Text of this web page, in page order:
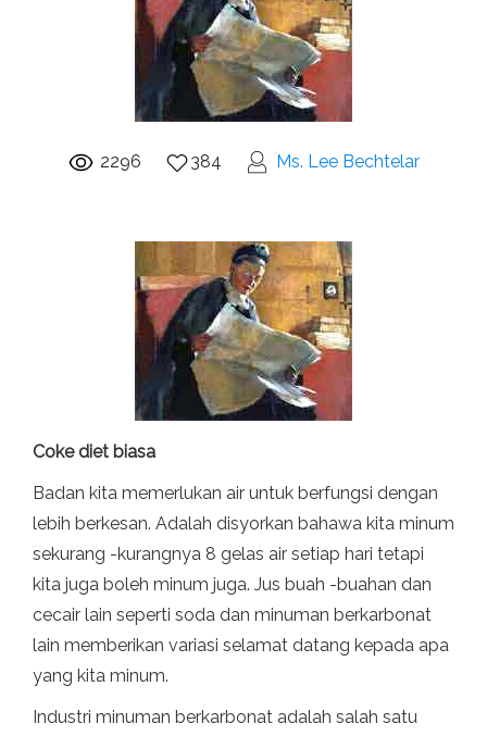
2296 384 Ms. Lee Bechtelar
Coke diet biasa
Badan kita memerlukan air untuk berfungsi dengan
lebih berkesan. Adalah disyorkan bahawa kita minum
sekurang -kurangnya 8 gelas air setiap hari tetapi
kita juga boleh minum juga. Jus buah -buahan dan
cecair lain seperti soda dan minuman berkarbonat
lain memberikan variasi selamat datang kepada apa
yang kita minum.
Industri minuman berkarbonat adalah salah satu